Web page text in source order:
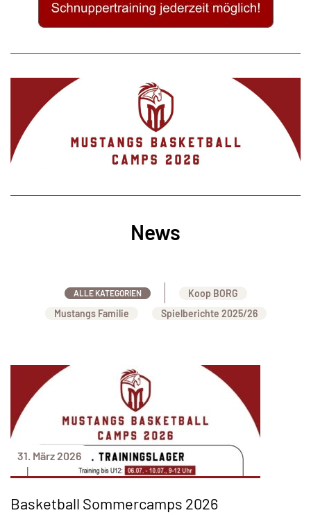
News
ALLE KATEGORIEN
Koop BORG
Mustangs Familie
Spielberichte 2025/26
31. März 2026
Basketball Sommercamps 2026